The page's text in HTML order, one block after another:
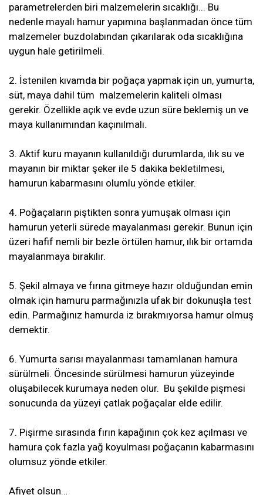
parametrelerden biri malzemelerin sıcaklığı... Bu
nedenle mayalı hamur yapımına başlanmadan önce tüm
malzemeler buzdolabından çıkarılarak oda sıcaklığına
uygun hale getirilmeli.
2. İstenilen kıvamda bir poğaça yapmak için un, yumurta,
süt, maya dahil tüm malzemelerin kaliteli olması
gerekir. Özellikle açık ve evde uzun süre beklemiş un ve
maya kullanımından kaçınılmalı.
3. Aktif kuru mayanın kullanıldığı durumlarda, ılık su ve
mayanın bir miktar şeker ile 5 dakika bekletilmesi,
hamurun kabarmasını olumlu yönde etkiler.
4. Poğaçaların piştikten sonra yumuşak olması için
hamurun yeterli sürede mayalanması gerekir. Bunun için
üzeri hafif nemli bir bezle örtülen hamur, ılık bir ortamda
mayalanmaya bırakılır.
5. Şekil almaya ve fırına gitmeye hazır olduğundan emin
olmak için hamuru parmağınızla ufak bir dokunuşla test
edin. Parmağınız hamurda iz bırakmıyorsa hamur olmuş
demektir.
6. Yumurta sarısı mayalanması tamamlanan hamura
sürülmeli. Öncesinde sürülmesi hamurun yüzeyinde
oluşabilecek kurumaya neden olur. Bu şekilde pişmesi
sonucunda da yüzeyi çatlak poğaçalar elde edilir.
7. Pişirme sırasında fırın kapağının çok kez açılması ve
hamura çok fazla yağ koyulması poğaçanın kabarmasını
olumsuz yönde etkiler.
Afiyet olsun…